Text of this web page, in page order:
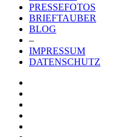
PRESSEFOTOS
BRIEFTAUBER
BLOG
–
IMPRESSUM
DATENSCHUTZ